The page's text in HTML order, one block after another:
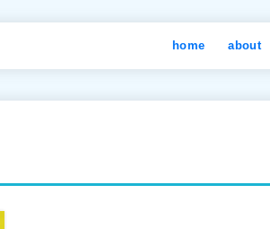
home about